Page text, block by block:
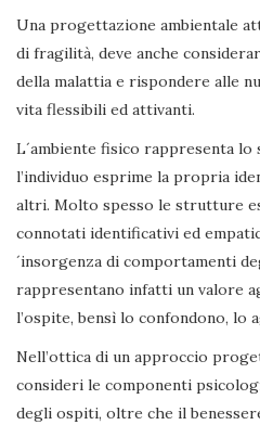
Una progettazione ambientale
di fragilità, deve anche
della malattia e rispondere alle
vita flessibili ed attivanti.
L´ambiente fisico rappresenta lo
l’individuo esprime la propria
altri. Molto spesso le strutture
connotati identificativi ed
´insorgenza di comportamenti
rappresentano infatti un valore
l’ospite, bensì lo confondono, lo
Nell’ottica di un approccio
consideri le componenti
degli ospiti, oltre che il